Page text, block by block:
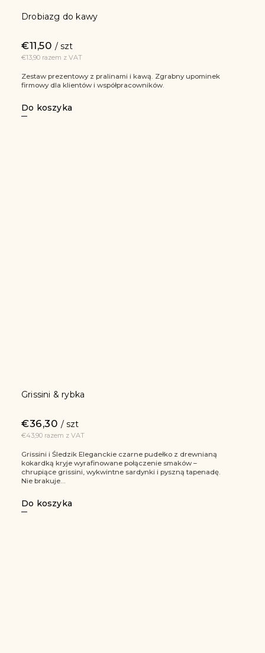
Drobiazg do kawy
€13,90 razem z VAT
€11,50 / szt
Do koszyka
Zestaw prezentowy z pralinami i kawą. Zgrabny upominek
firmowy dla klientów i współpracowników.
Grissini & rybka
€43,90 razem z VAT
€36,30 / szt
Do koszyka
Grissini i Śledzik Eleganckie czarne pudełko z drewnianą
kokardką kryje wyrafinowane połączenie smaków –
chrupiące grissini, wykwintne sardynki i pyszną tapenadę.
Nie brakuje...